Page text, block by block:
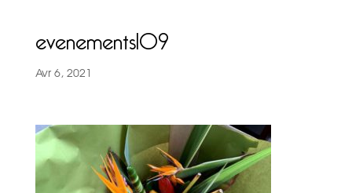
evenements109
Avr 6, 2021